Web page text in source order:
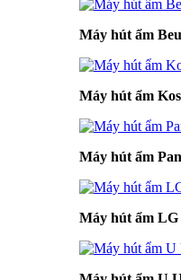
Máy hút ẩm
Máy hút ẩm
Máy hút ẩm
Máy hút ẩm LG